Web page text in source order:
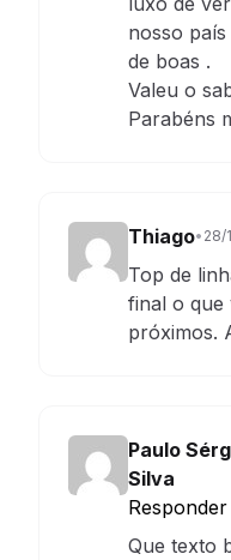
nosso
de boas .
Valeu o
Parabéns
Thiago• 28/
Top de
final o que
próximos.
Paulo
Silva
Responder
Que texto